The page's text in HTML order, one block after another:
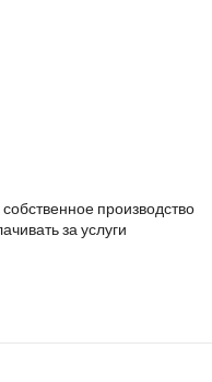
производство
за услуги